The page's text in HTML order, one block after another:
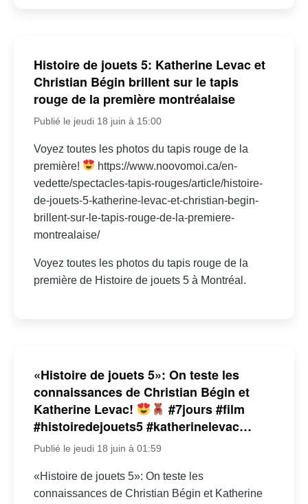
Histoire de jouets 5: Katherine Levac et
Christian Bégin brillent sur le tapis
rouge de la première montréalaise
Publié le jeudi 18 juin à 15:00
Voyez toutes les photos du tapis rouge de la
première!
https://www.noovomoi.ca/en-
vedette/spectacles-tapis-rouges/article/histoire-
de-jouets-5-katherine-levac-et-christian-begin-
brillent-sur-le-tapis-rouge-de-la-premiere-
montrealaise/
Voyez toutes les photos du tapis rouge de la
première de Histoire de jouets 5 à Montréal.
«Histoire de jouets 5»: On teste les
connaissances de Christian Bégin et
Katherine Levac!
#7jours #film
#histoiredejouets5 #katherinelevac…
Publié le jeudi 18 juin à 01:59
«Histoire de jouets 5»: On teste les
connaissances de Christian Bégin et Katherine